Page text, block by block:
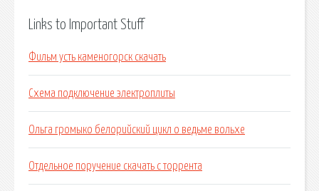
Links to Important Stuff
Фильм усть каменогорск скачать
Схема подключение электроплиты
Ольга громыко белорийский цикл о ведьме вольхе
Отдельное поручение скачать с торрента